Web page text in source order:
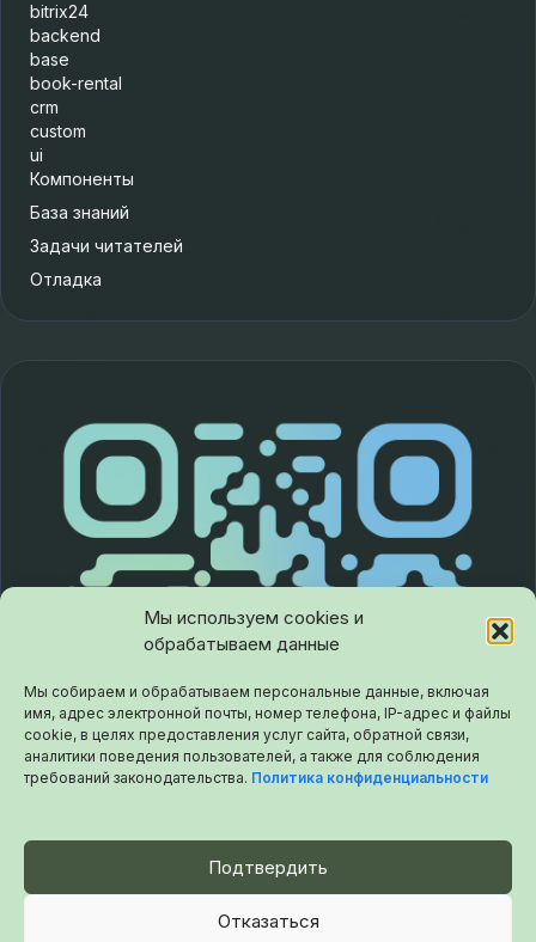
Мы используем cookies и
обрабатываем данные
Мы собираем и обрабатываем персональные данные, включая
имя, адрес электронной почты, номер телефона, IP-адрес и файлы
cookie, в целях предоставления услуг сайта, обратной связи,
аналитики поведения пользователей, а также для соблюдения
требований законодательства. Политика конфиденциальности
Подтвердить
Отказаться
bitrix24
backend
base
book-rental
crm
custom
ui
Компоненты
База знаний
Задачи читателей
Отладка